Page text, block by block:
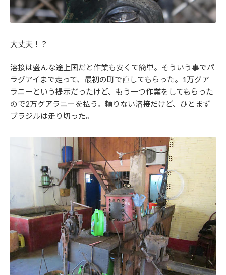
大丈夫！？
溶接は盛んな途上国だと作業も安くて簡単。そういう事でパ
ラグアイまで走って、最初の町で直してもらった。1万グア
ラニーという提示だったけど、もう一つ作業をしてもらった
ので2万グアラニーを払う。頼りない溶接だけど、ひとまず
ブラジルは走り切った。